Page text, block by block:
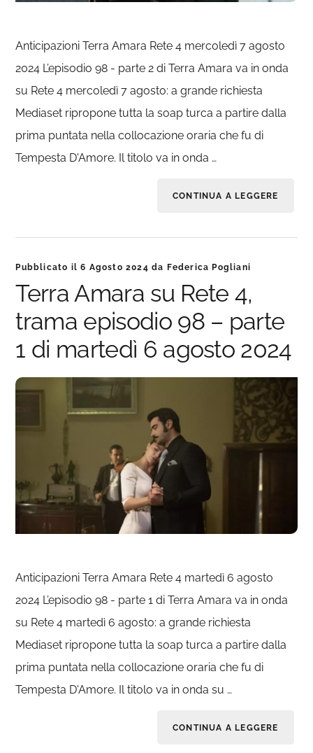
Anticipazioni Terra Amara Rete 4 mercoledì 7 agosto
2024 L’episodio 98 - parte 2 di Terra Amara va in onda
su Rete 4 mercoledì 7 agosto: a grande richiesta
Mediaset ripropone tutta la soap turca a partire dalla
prima puntata nella collocazione oraria che fu di
Tempesta D'Amore. Il titolo va in onda …
CONTINUA A LEGGERE
Pubblicato il6 Agosto 2024 da Federica Pogliani
Terra Amara su Rete 4,
trama episodio 98 – parte
1 di martedì 6 agosto 2024
Anticipazioni Terra Amara Rete 4 martedì 6 agosto
2024 L’episodio 98 - parte 1 di Terra Amara va in onda
su Rete 4 martedì 6 agosto: a grande richiesta
Mediaset ripropone tutta la soap turca a partire dalla
prima puntata nella collocazione oraria che fu di
Tempesta D'Amore. Il titolo va in onda su …
CONTINUA A LEGGERE